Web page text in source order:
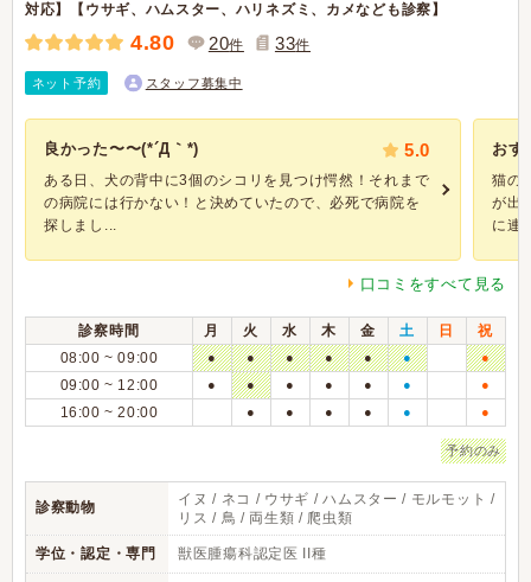
対応】【ウサギ、ハムスター、ハリネズミ、カメなども診察】
4.80 20件 33件
ネット予約 スタッフ募集中
良かった〜〜(*´Д｀*) 5.0
ある日、犬の背中に3個のシコリを見つけ愕然！それまで
の病院には行かない！と決めていたので、必死で病院を
探しまし...
おす
猫の
が出
に連
口コミをすべて見る
診察時間 月 火 水 木 金 土 日
祝
08:00 ~ 09:00
● ● ● ● ● ● ●
09:00 ~ 12:00 ● ● ● ● ● ● ●
16:00 ~ 20:00 ● ● ● ● ● ●
予約のみ
診察動物
イヌ / ネコ / ウサギ / ハムスター / モルモット /
リス / 鳥 / 両生類 / 爬虫類
学位・認定・専門 獣医腫瘍科認定医 II種